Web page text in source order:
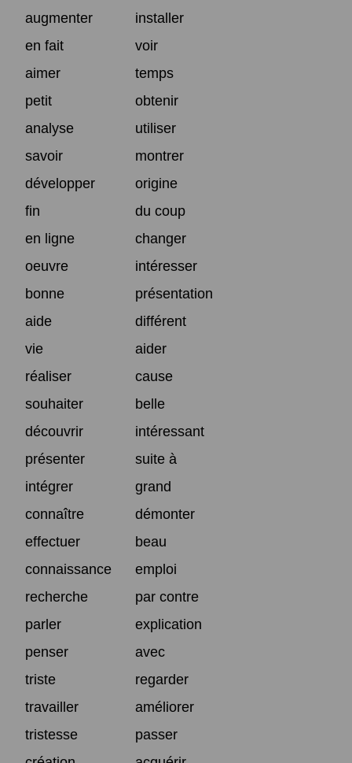
augmenter
installer
en fait
voir
aimer
temps
petit
obtenir
analyse
utiliser
savoir
montrer
développer
origine
fin
du coup
en ligne
changer
oeuvre
intéresser
bonne
présentation
aide
différent
vie
aider
réaliser
cause
souhaiter
belle
découvrir
intéressant
présenter
suite à
intégrer
grand
connaître
démonter
effectuer
beau
connaissance
emploi
recherche
par contre
parler
explication
penser
avec
triste
regarder
travailler
améliorer
tristesse
passer